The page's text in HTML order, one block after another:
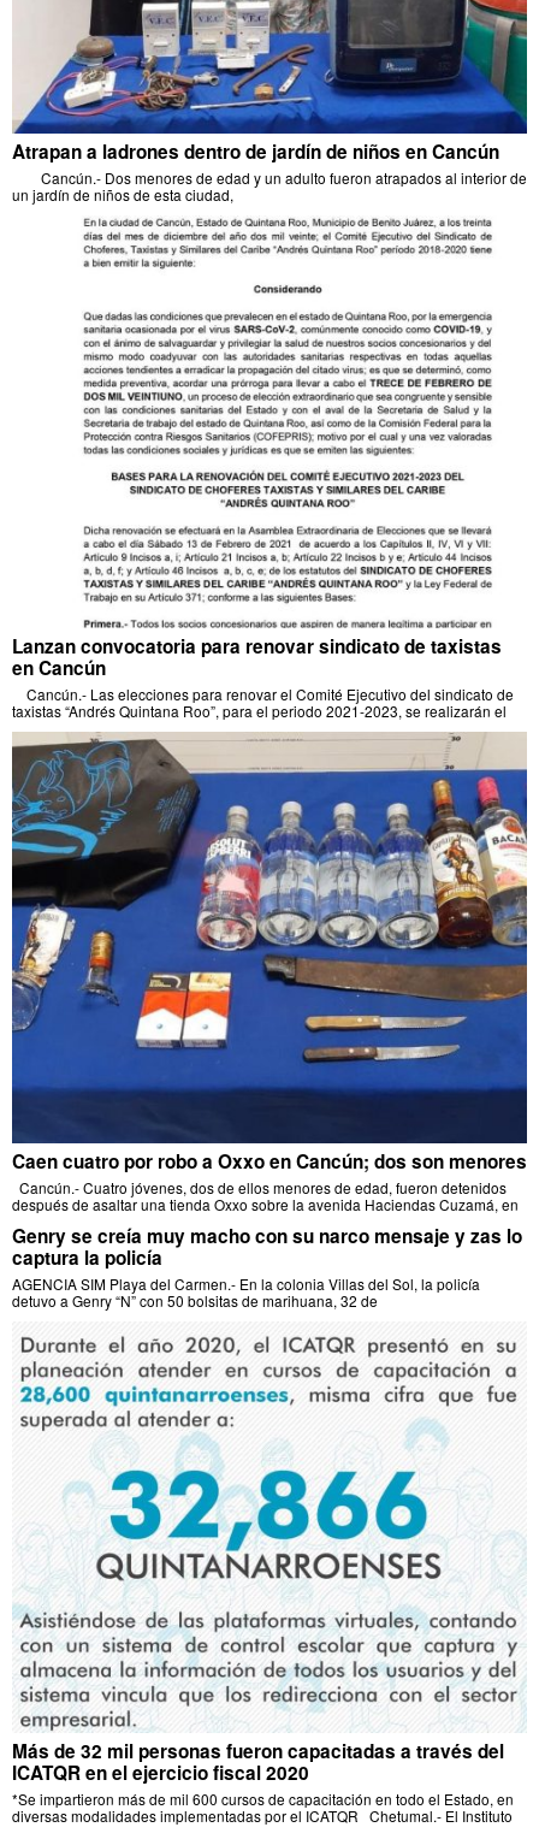
Atrapan a ladrones dentro de jardín de niños en Cancún
Cancún.- Dos menores de edad y un adulto fueron atrapados al interior de
un jardín de niños de esta ciudad,
Lanzan convocatoria para renovar sindicato de taxistas
en Cancún
Cancún.- Las elecciones para renovar el Comité Ejecutivo del sindicato de
taxistas “Andrés Quintana Roo”, para el periodo 2021-2023, se realizarán el
Caen cuatro por robo a Oxxo en Cancún; dos son menores
Cancún.- Cuatro jóvenes, dos de ellos menores de edad, fueron detenidos
después de asaltar una tienda Oxxo sobre la avenida Haciendas Cuzamá, en
Genry se creía muy macho con su narco mensaje y zas lo
captura la policía
AGENCIA SIM Playa del Carmen.- En la colonia Villas del Sol, la policía
detuvo a Genry “N” con 50 bolsitas de marihuana, 32 de
Más de 32 mil personas fueron capacitadas a través del
ICATQR en el ejercicio fiscal 2020
*Se impartieron más de mil 600 cursos de capacitación en todo el Estado, en
diversas modalidades implementadas por el ICATQR Chetumal.- El Instituto